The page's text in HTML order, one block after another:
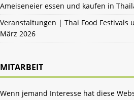
Ameiseneier essen und kaufen in
Veranstaltungen | Thai Food Festivals
März 2026
MITARBEIT
Wenn jemand Interesse hat diese